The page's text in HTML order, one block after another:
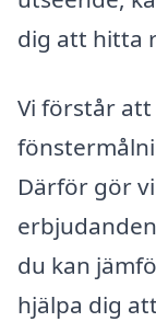
dig att hitta
Vi förstår
Därför gör
du kan
hjälpa dig